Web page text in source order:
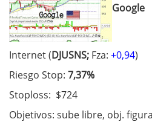
Google
Internet (DJUSNS; Fza: +0,94)
Riesgo Stop: 7,37%
Stoploss: $724
Objetivos: sube libre, obj.